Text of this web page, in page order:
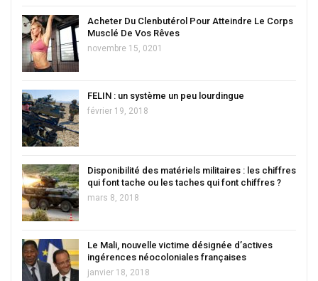
Acheter Du Clenbutérol Pour Atteindre Le Corps
Musclé De Vos Rêves
novembre 15, 0201
FELIN : un système un peu lourdingue
février 19, 2018
Disponibilité des matériels militaires : les chiffres
qui font tache ou les taches qui font chiffres ?
mars 8, 2018
Le Mali, nouvelle victime désignée d’actives
ingérences néocoloniales françaises
janvier 18, 2018